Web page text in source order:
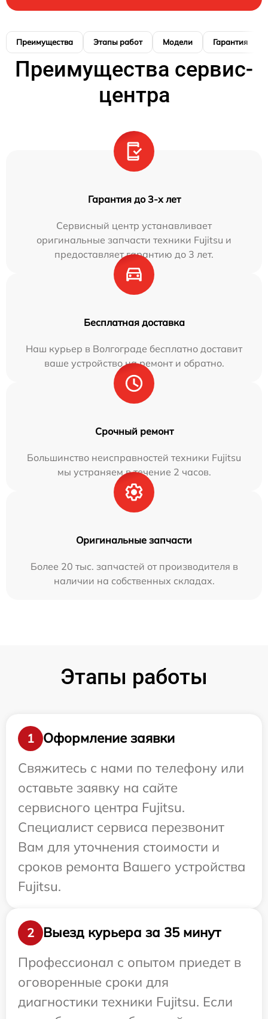
Преимущества Этапы работ Модели Гарантия
Преимущества сервис-
центра
Гарантия до 3-х лет
Сервисный центр устанавливает
оригинальные запчасти техники Fujitsu и
предоставляет гарантию до 3 лет.
Бесплатная доставка
Наш курьер в Волгограде бесплатно доставит
ваше устройство на ремонт и обратно.
Срочный ремонт
Большинство неисправностей техники Fujitsu
мы устраняем в течение 2 часов.
Оригинальные запчасти
Более 20 тыс. запчастей от производителя в
наличии на собственных складах.
Этапы работы
1
Оформление заявки
Свяжитесь с нами по телефону или
оставьте заявку на сайте
сервисного центра Fujitsu.
Специалист сервиса перезвонит
Вам для уточнения стоимости и
сроков ремонта Вашего устройства
Fujitsu.
2
Выезд курьера за 35 минут
Профессионал с опытом приедет в
оговоренные сроки для
диагностики техники Fujitsu. Если